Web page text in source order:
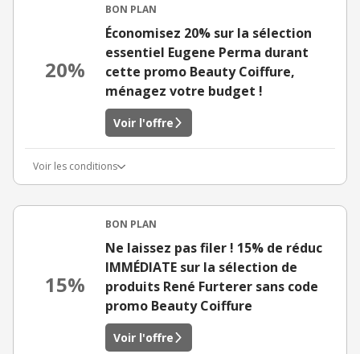
20%
BON PLAN
Économisez 20% sur la sélection
essentiel Eugene Perma durant
cette promo Beauty Coiffure,
ménagez votre budget !
Voir l'offre
Voir les conditions
15%
BON PLAN
Ne laissez pas filer ! 15% de réduc
IMMÉDIATE sur la sélection de
produits René Furterer sans code
promo Beauty Coiffure
Voir l'offre